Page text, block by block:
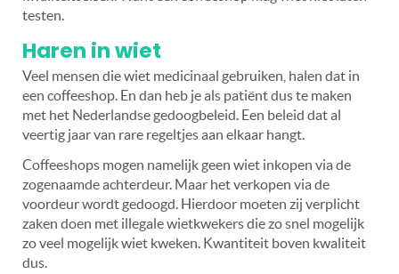
testen.
Haren in wiet
Veel mensen die wiet medicinaal gebruiken, halen dat in
een coffeeshop. En dan heb je als patiënt dus te maken
met het Nederlandse gedoogbeleid. Een beleid dat al
veertig jaar van rare regeltjes aan elkaar hangt.
Coffeeshops mogen namelijk geen wiet inkopen via de
zogenaamde achterdeur. Maar het verkopen via de
voordeur wordt gedoogd. Hierdoor moeten zij verplicht
zaken doen met illegale wietkwekers die zo snel mogelijk
zo veel mogelijk wiet kweken. Kwantiteit boven kwaliteit
dus.